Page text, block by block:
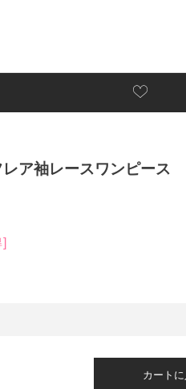
ア袖レースワンピース
カート